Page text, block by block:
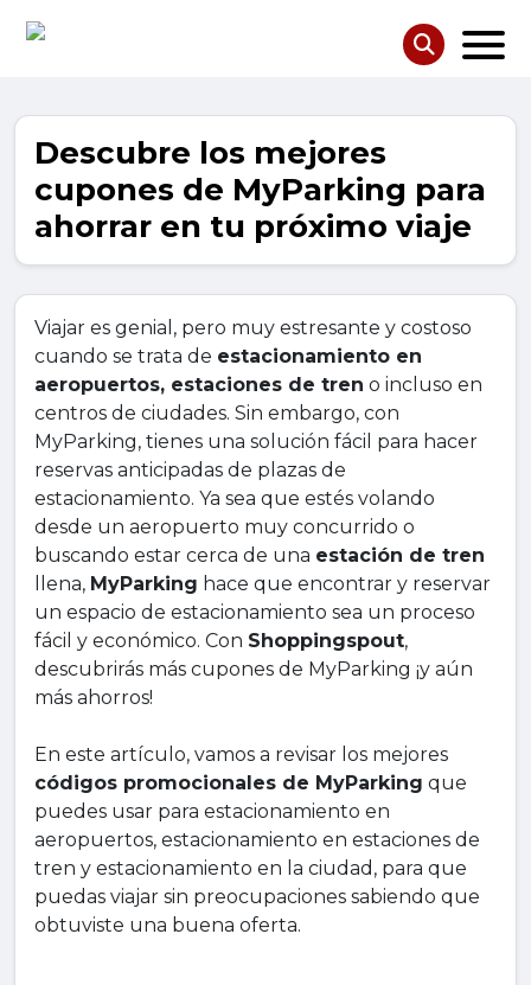
Descubre los mejores
cupones de MyParking para
ahorrar en tu próximo viaje
Viajar es genial, pero muy estresante y costoso
cuando se trata de estacionamiento en
aeropuertos, estaciones de tren o incluso en
centros de ciudades. Sin embargo, con
MyParking, tienes una solución fácil para hacer
reservas anticipadas de plazas de
estacionamiento. Ya sea que estés volando
desde un aeropuerto muy concurrido o
buscando estar cerca de una estación de tren
llena, MyParking hace que encontrar y reservar
un espacio de estacionamiento sea un proceso
fácil y económico. Con Shoppingspout,
descubrirás más cupones de MyParking ¡y aún
más ahorros!
En este artículo, vamos a revisar los mejores
códigos promocionales de MyParking que
puedes usar para estacionamiento en
aeropuertos, estacionamiento en estaciones de
tren y estacionamiento en la ciudad, para que
puedas viajar sin preocupaciones sabiendo que
obtuviste una buena oferta.